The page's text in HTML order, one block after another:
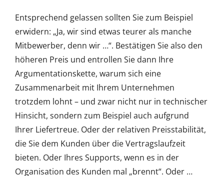
Entsprechend gelassen sollten Sie zum Beispiel
erwidern: „Ja, wir sind etwas teurer als manche
Mitbewerber, denn wir …“. Bestätigen Sie also den
höheren Preis und entrollen Sie dann Ihre
Argumentationskette, warum sich eine
Zusammenarbeit mit Ihrem Unternehmen
trotzdem lohnt – und zwar nicht nur in technischer
Hinsicht, sondern zum Beispiel auch aufgrund
Ihrer Liefertreue. Oder der relativen Preisstabilität,
die Sie dem Kunden über die Vertragslaufzeit
bieten. Oder Ihres Supports, wenn es in der
Organisation des Kunden mal „brennt“. Oder …